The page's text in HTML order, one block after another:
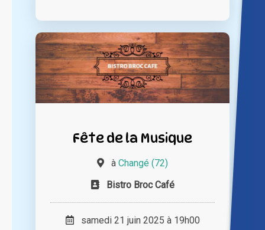
Fête de la Musique
à Changé (72)
Bistro Broc Café
samedi 21 juin 2025 à 19h00